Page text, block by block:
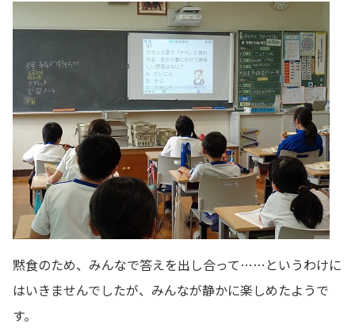
黙食のため、みんなで答えを出し合って……というわけに
はいきませんでしたが、みんなが静かに楽しめたようで
す。